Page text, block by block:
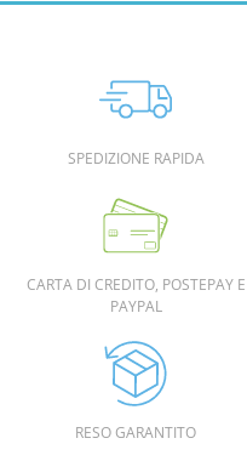
SPEDIZIONE RAPIDA
CARTA DI CREDITO, POSTEPAY E
PAYPAL
RESO GARANTITO